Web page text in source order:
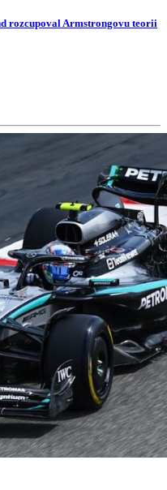
rozcupoval Armstrongovu teorii